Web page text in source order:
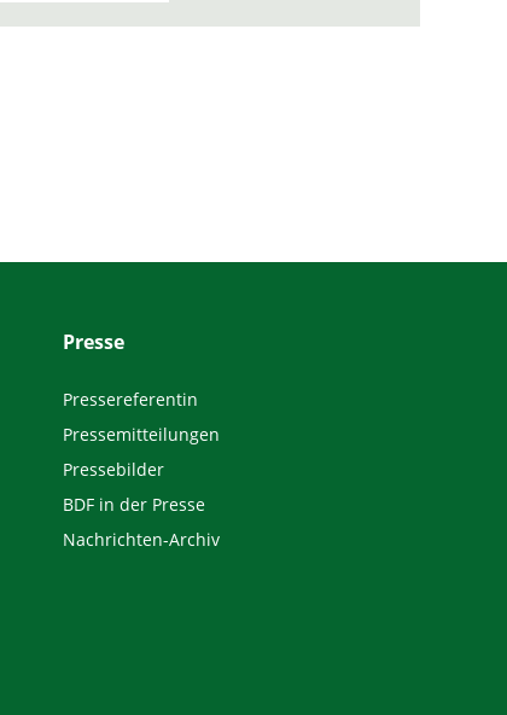
Presse
Pressereferentin
Pressemitteilungen
Pressebilder
BDF in der Presse
Nachrichten-Archiv